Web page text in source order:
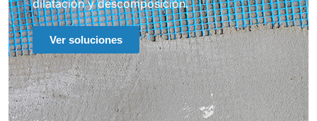
dilatación y descomposición.
Ver soluciones